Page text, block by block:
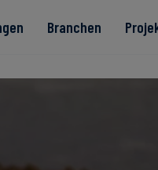
Branchen